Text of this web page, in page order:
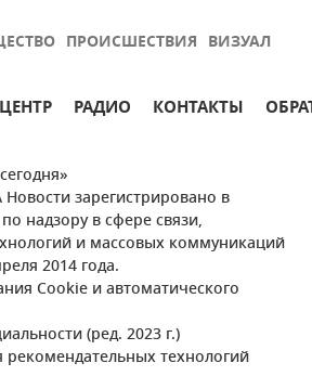
ПРОИСШЕСТВИЯ ВИЗУАЛ
РАДИО КОНТАКТЫ
зарегистрировано в
надзору в сфере связи,
и массовых коммуникаций
2014 года.
Cookie и автоматического
(ред. 2023 г.)
технологий